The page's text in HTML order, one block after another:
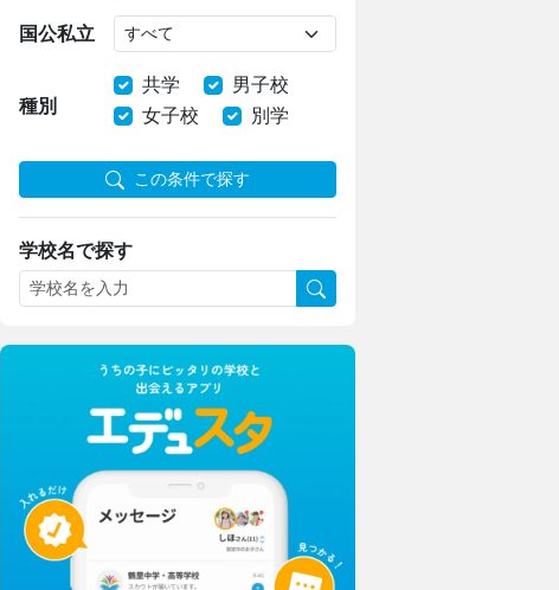
ハープやフルート！ひとり一つの楽器
上野ならではのフィールドワーク
日本大学豊山女子中学校・高等学校
理想を形にデザインと機能性をアップ
生徒たちに託された夏服リニューアル
東京家政大学附属女子中学校高等学校
新校長に就任！未来の展望について取材
国公私立
種別
共学
男子校
女子校
別学
この条件で探す
学校名で探す